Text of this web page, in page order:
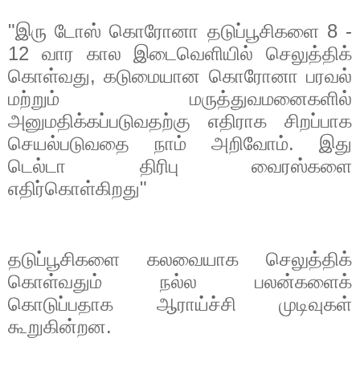
"இரு டோஸ் கொரோனா தடுப்பூசிகளை 8 -
12 வார கால இடைவெளியில் செலுத்திக்
கொள்வது,கடுமையான கொரோனா பரவல்
மற்றும் மருத்துவமனைகளில்
அனுமதிக்கப்படுவதற்கு எதிராக சிறப்பாக
செயல்படுவதை நாம் அறிவோம். இது
டெல்டா திரிபு வைரஸ்களை
எதிர்கொள்கிறது"
தடுப்பூசிகளை கலவையாக செலுத்திக்
கொள்வதும் நல்ல பலன்களைக்
கொடுப்பதாக ஆராய்ச்சி முடிவுகள்
கூறுகின்றன.